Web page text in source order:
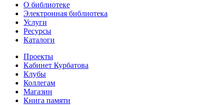
О библиотеке
Электронная библиотека
Услуги
Ресурсы
Каталоги
Проекты
Кабинет Курбатова
Клубы
Коллегам
Магазин
Книга памяти